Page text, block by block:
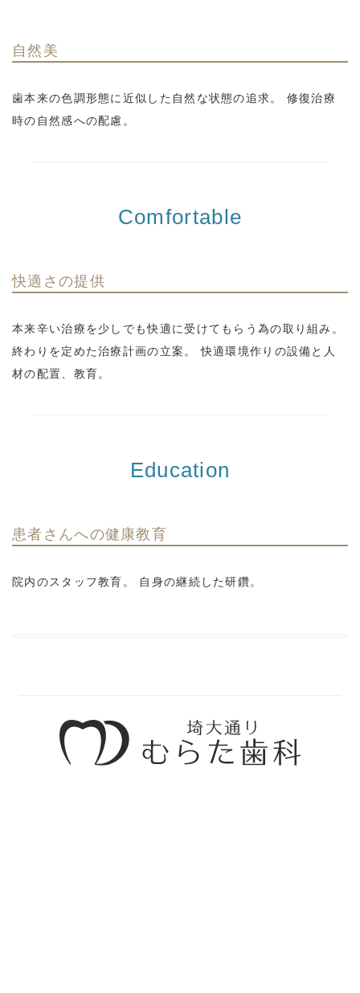
自然美
歯本来の色調形態に近似した自然な状態の追求。 修復治療
時の自然感への配慮。
Comfortable
快適さの提供
本来辛い治療を少しでも快適に受けてもらう為の取り組み。
終わりを定めた治療計画の立案。 快適環境作りの設備と人
材の配置、教育。
Education
患者さんへの健康教育
院内のスタッフ教育。 自身の継続した研鑽。